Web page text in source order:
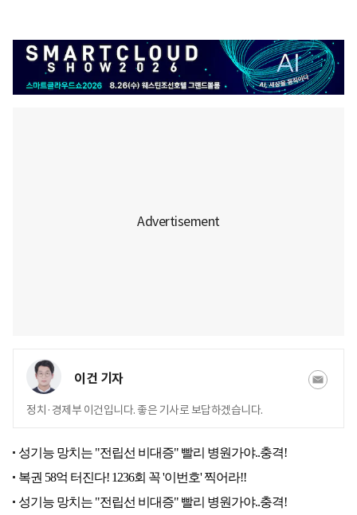
이건 기자
정치·경제부 이건입니다. 좋은 기사로 보답하겠습니다.